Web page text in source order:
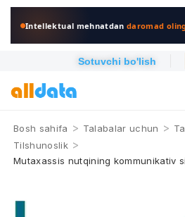
Intellektual mehnatdandaromad
Sotuvchi bo'lish
Bosh sahifa > Talabalar uchun >
Tilshunoslik >
Mutaxassis nutqining kommunikativ